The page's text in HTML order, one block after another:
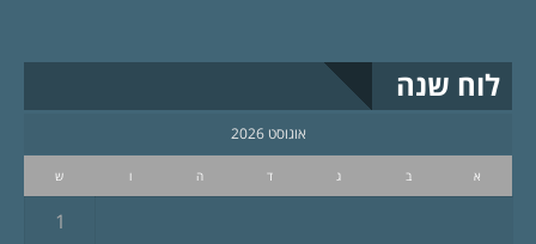
לוח שנה
אוגוסט 2026
א ב ג ד ה ו ש
1